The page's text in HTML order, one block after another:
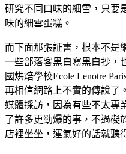
研究不同口味的細雪，只要
味的細雪蛋糕。
而下面那張証書，根本不是
一些部落客黑白寫黑白抄，
國烘焙學校Ecole Lenotre
再相信網路上不實的傳說了
媒體採訪，因為有些不太專
了許多更勁爆的事，不過礙
店裡坐坐，運氣好的話就聽